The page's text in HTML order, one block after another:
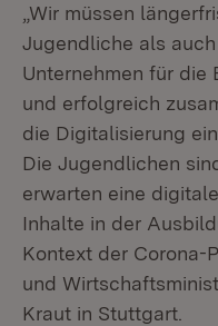
„Wir müssen
Jugendliche als
Unternehmen für die
und erfolgreich
die Digitalisierung
Die Jugendlichen
erwarten eine
Inhalte in der
Kontext der Corona-
und
Kraut in Stuttgart.